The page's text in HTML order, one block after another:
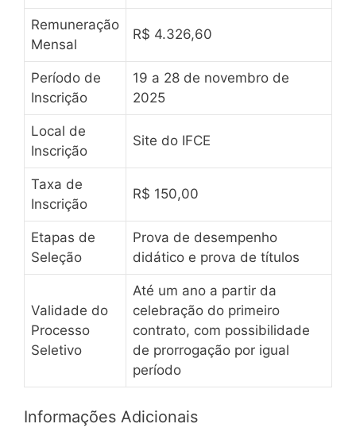
Remuneração
Mensal
R$ 4.326,60
Período de
Inscrição
19 a 28 de novembro de
2025
Local de
Inscrição
Site do IFCE
Taxa de
Inscrição
R$ 150,00
Etapas de
Seleção
Prova de desempenho
didático e prova de títulos
Validade do
Processo
Seletivo
Até um ano a partir da
celebração do primeiro
contrato, com possibilidade
de prorrogação por igual
período
Informações Adicionais